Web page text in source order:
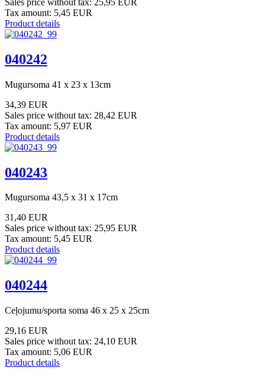
Tax amount: 5,45 EUR
Product details
040242
Mugursoma 41 x 23 x 13cm
34,39 EUR
Sales price without tax: 28,42 EUR
Tax amount: 5,97 EUR
Product details
040243
Mugursoma 43,5 x 31 x 17cm
31,40 EUR
Sales price without tax: 25,95 EUR
Tax amount: 5,45 EUR
Product details
040244
Ceļojumu/sporta soma 46 x 25 x 25cm
29,16 EUR
Sales price without tax: 24,10 EUR
Tax amount: 5,06 EUR
Product details